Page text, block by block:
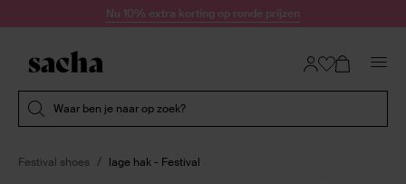
Doorgaan naar artikelNu 10% extra korting op ronde prijzen
Waar ben je naar op zoek?
Festival shoes lage hak - Festival